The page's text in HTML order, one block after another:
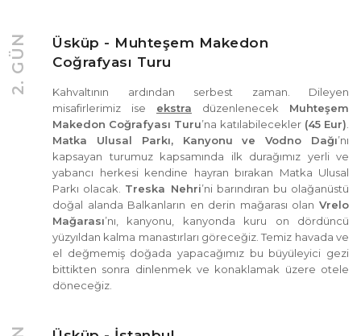
2. GÜN
Üsküp - Muhteşem Makedon
Coğrafyası Turu
Kahvaltının ardından serbest zaman. Dileyen
misafirlerimiz ise ekstra düzenlenecek Muhteşem
Makedon Coğrafyası Turu’na katılabilecekler(45 Eur)
Matka Ulusal Parkı, Kanyonu ve Vodno Dağı’nı
kapsayan turumuz kapsamında ilk durağımız yerli ve
yabancı herkesi kendine hayran bırakan Matka Ulusal
Parkı olacak. Treska Nehri’ni barındıran bu olağanüstü
doğal alanda Balkanların en derin mağarası olan Vrelo
Mağarası’nı, kanyonu, kanyonda kuru on dördüncü
yüzyıldan kalma manastırları göreceğiz. Temiz havada ve
el değmemiş doğada yapacağımız bu büyüleyici gezi
bittikten sonra dinlenmek ve konaklamak üzere otele
döneceğiz.